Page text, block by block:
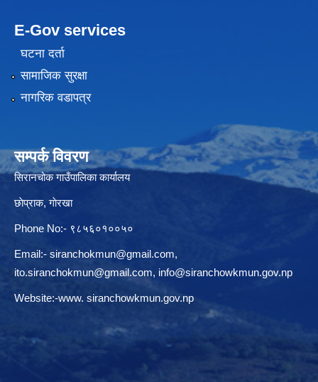
E-Gov services
घटना दर्ता
सामाजिक सुरक्षा
नागरिक वडापत्र
सम्पर्क विवरण
सिरानचोक गाउँपालिका कार्यालय
छाेप्राक, गाेरखा
Phone No:- ९८५६०१००५०
Email:- siranchokmun@gmail.com,
ito.siranchokmun@gmail.com, info@siranchowkmun.gov.np
Website:-www. siranchowkmun.gov.np